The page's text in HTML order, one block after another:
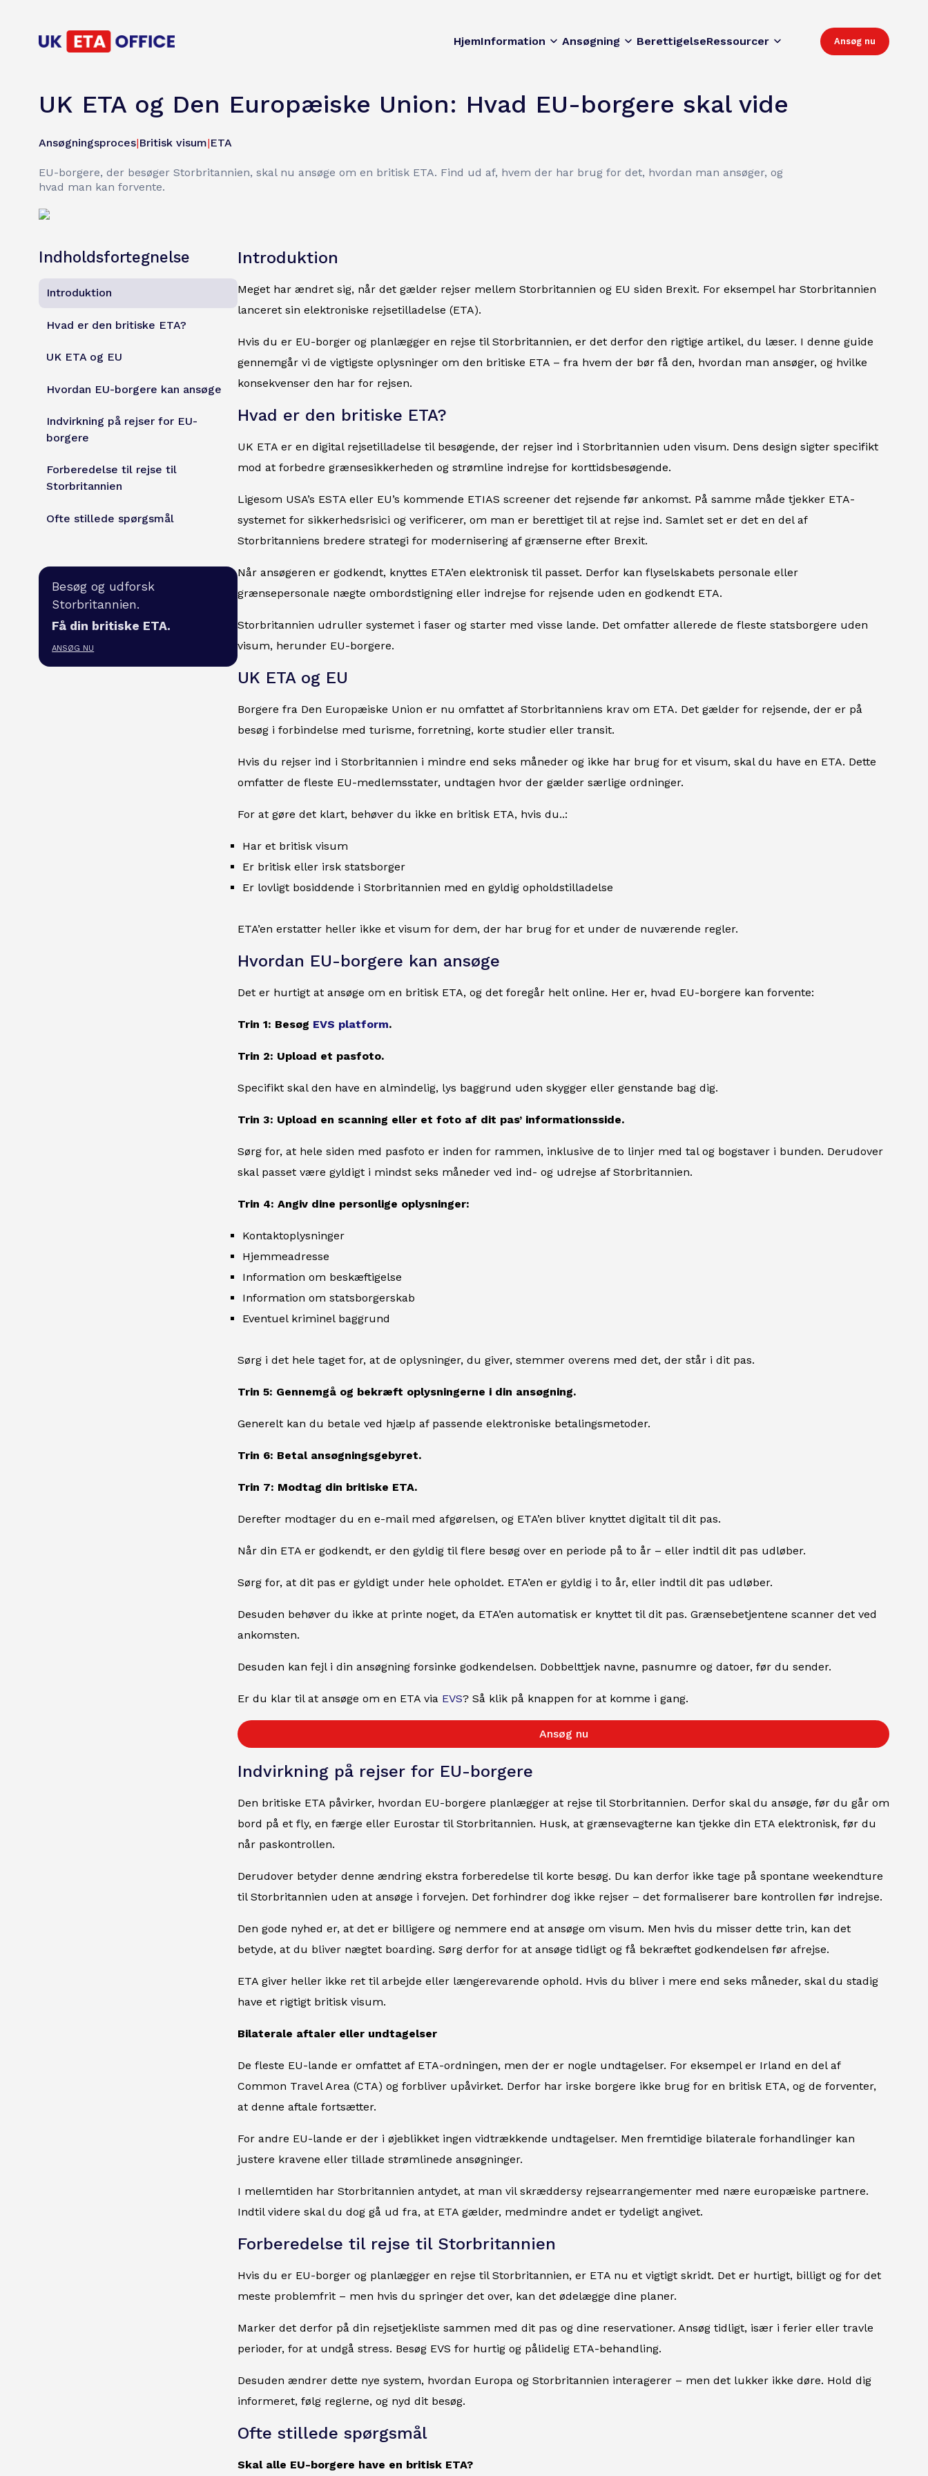
HjemInformation Ansøgning BerettigelseRessourcer Ansøg nu
UK ETA og Den Europæiske Union: Hvad EU-borgere skal vide
Ansøgningsproces|Britisk visum|ETA
EU-borgere, der besøger Storbritannien, skal nu ansøge om en britisk ETA. Find ud af, hvem der har brug for det, hvordan man ansøger, og
hvad man kan forvente.
Indholdsfortegnelse
Introduktion
Hvad er den britiske ETA?
UK ETA og EU
Hvordan EU-borgere kan ansøge
Indvirkning på rejser for EU-
borgere
Forberedelse til rejse til
Storbritannien
Ofte stillede spørgsmål
Besøg og udforsk
Storbritannien.
Få din britiske ETA.
ANSØG NU
Introduktion
Meget har ændret sig, når det gælder rejser mellem Storbritannien og EU siden Brexit. For eksempel har Storbritannien
lanceret sin elektroniske rejsetilladelse (ETA).
Hvis du er EU-borger og planlægger en rejse til Storbritannien, er det derfor den rigtige artikel, du læser. I denne guide
gennemgår vi de vigtigste oplysninger om den britiske ETA – fra hvem der bør få den, hvordan man ansøger, og hvilke
konsekvenser den har for rejsen.
Hvad er den britiske ETA?
UK ETA er en digital rejsetilladelse til besøgende, der rejser ind i Storbritannien uden visum. Dens design sigter specifikt
mod at forbedre grænsesikkerheden og strømline indrejse for korttidsbesøgende.
Ligesom USA’s ESTA eller EU’s kommende ETIAS screener det rejsende før ankomst. På samme måde tjekker ETA-
systemet for sikkerhedsrisici og verificerer, om man er berettiget til at rejse ind. Samlet set er det en del af
Storbritanniens bredere strategi for modernisering af grænserne efter Brexit.
Når ansøgeren er godkendt, knyttes ETA’en elektronisk til passet. Derfor kan flyselskabets personale eller
grænsepersonale nægte ombordstigning eller indrejse for rejsende uden en godkendt ETA.
Storbritannien udruller systemet i faser og starter med visse lande. Det omfatter allerede de fleste statsborgere uden
visum, herunder EU-borgere.
UK ETA og EU
Borgere fra Den Europæiske Union er nu omfattet af Storbritanniens krav om ETA. Det gælder for rejsende, der er på
besøg i forbindelse med turisme, forretning, korte studier eller transit.
Hvis du rejser ind i Storbritannien i mindre end seks måneder og ikke har brug for et visum, skal du have en ETA. Dette
omfatter de fleste EU-medlemsstater, undtagen hvor der gælder særlige ordninger.
For at gøre det klart, behøver du ikke en britisk ETA, hvis du..:
Har et britisk visum
Er britisk eller irsk statsborger
Er lovligt bosiddende i Storbritannien med en gyldig opholdstilladelse
ETA’en erstatter heller ikke et visum for dem, der har brug for et under de nuværende regler.
Hvordan EU-borgere kan ansøge
Det er hurtigt at ansøge om en britisk ETA, og det foregår helt online. Her er, hvad EU-borgere kan forvente:
Trin 1: Besøg EVS platform.
Trin 2: Upload et pasfoto.
Specifikt skal den have en almindelig, lys baggrund uden skygger eller genstande bag dig.
Trin 3: Upload en scanning eller et foto af dit pas’ informationsside.
Sørg for, at hele siden med pasfoto er inden for rammen, inklusive de to linjer med tal og bogstaver i bunden. Derudover
skal passet være gyldigt i mindst seks måneder ved ind- og udrejse af Storbritannien.
Trin 4: Angiv dine personlige oplysninger:
Kontaktoplysninger
Hjemmeadresse
Information om beskæftigelse
Information om statsborgerskab
Eventuel kriminel baggrund
Sørg i det hele taget for, at de oplysninger, du giver, stemmer overens med det, der står i dit pas.
Trin 5: Gennemgå og bekræft oplysningerne i din ansøgning.
Generelt kan du betale ved hjælp af passende elektroniske betalingsmetoder.
Trin 6: Betal ansøgningsgebyret.
Trin 7: Modtag din britiske ETA.
Derefter modtager du en e-mail med afgørelsen, og ETA’en bliver knyttet digitalt til dit pas.
Når din ETA er godkendt, er den gyldig til flere besøg over en periode på to år – eller indtil dit pas udløber.
Sørg for, at dit pas er gyldigt under hele opholdet. ETA’en er gyldig i to år, eller indtil dit pas udløber.
Desuden behøver du ikke at printe noget, da ETA’en automatisk er knyttet til dit pas. Grænsebetjentene scanner det ved
ankomsten.
Desuden kan fejl i din ansøgning forsinke godkendelsen. Dobbelttjek navne, pasnumre og datoer, før du sender.
Er du klar til at ansøge om en ETA via EVS? Så klik på knappen for at komme i gang.
Ansøg nu
Indvirkning på rejser for EU-borgere
Den britiske ETA påvirker, hvordan EU-borgere planlægger at rejse til Storbritannien. Derfor skal du ansøge, før du går om
bord på et fly, en færge eller Eurostar til Storbritannien. Husk, at grænsevagterne kan tjekke din ETA elektronisk, før du
når paskontrollen.
Derudover betyder denne ændring ekstra forberedelse til korte besøg. Du kan derfor ikke tage på spontane weekendture
til Storbritannien uden at ansøge i forvejen. Det forhindrer dog ikke rejser – det formaliserer bare kontrollen før indrejse.
Den gode nyhed er, at det er billigere og nemmere end at ansøge om visum. Men hvis du misser dette trin, kan det
betyde, at du bliver nægtet boarding. Sørg derfor for at ansøge tidligt og få bekræftet godkendelsen før afrejse.
ETA giver heller ikke ret til arbejde eller længerevarende ophold. Hvis du bliver i mere end seks måneder, skal du stadig
have et rigtigt britisk visum.
Bilaterale aftaler eller undtagelser
De fleste EU-lande er omfattet af ETA-ordningen, men der er nogle undtagelser. For eksempel er Irland en del af
Common Travel Area (CTA) og forbliver upåvirket. Derfor har irske borgere ikke brug for en britisk ETA, og de forventer,
at denne aftale fortsætter.
For andre EU-lande er der i øjeblikket ingen vidtrækkende undtagelser. Men fremtidige bilaterale forhandlinger kan
justere kravene eller tillade strømlinede ansøgninger.
I mellemtiden har Storbritannien antydet, at man vil skræddersy rejsearrangementer med nære europæiske partnere.
Indtil videre skal du dog gå ud fra, at ETA gælder, medmindre andet er tydeligt angivet.
Forberedelse til rejse til Storbritannien
Hvis du er EU-borger og planlægger en rejse til Storbritannien, er ETA nu et vigtigt skridt. Det er hurtigt, billigt og for det
meste problemfrit – men hvis du springer det over, kan det ødelægge dine planer.
Marker det derfor på din rejsetjekliste sammen med dit pas og dine reservationer. Ansøg tidligt, især i ferier eller travle
perioder, for at undgå stress. Besøg EVS for hurtig og pålidelig ETA-behandling.
Desuden ændrer dette nye system, hvordan Europa og Storbritannien interagerer – men det lukker ikke døre. Hold dig
informeret, følg reglerne, og nyd dit besøg.
Ofte stillede spørgsmål
Skal alle EU-borgere have en britisk ETA?